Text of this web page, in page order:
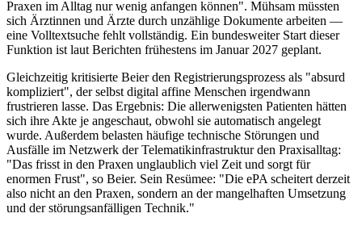
Praxen im Alltag nur wenig anfangen können". Mühsam müssten
sich Ärztinnen und Ärzte durch unzählige Dokumente arbeiten —
eine Volltextsuche fehlt vollständig. Ein bundesweiter Start dieser
Funktion ist laut Berichten frühestens im Januar 2027 geplant.
Gleichzeitig kritisierte Beier den Registrierungsprozess als "absurd
kompliziert", der selbst digital affine Menschen irgendwann
frustrieren lasse. Das Ergebnis: Die allerwenigsten Patienten hätten
sich ihre Akte je angeschaut, obwohl sie automatisch angelegt
wurde. Außerdem belasten häufige technische Störungen und
Ausfälle im Netzwerk der Telematikinfrastruktur den Praxisalltag:
"Das frisst in den Praxen unglaublich viel Zeit und sorgt für
enormen Frust", so Beier. Sein Resümee: "Die ePA scheitert derzeit
also nicht an den Praxen, sondern an der mangelhaften Umsetzung
und der störungsanfälligen Technik."